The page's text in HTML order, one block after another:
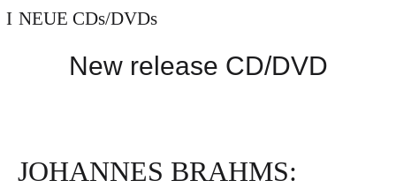
NEUE CDs/DVDs
New release CD/DVD
JOHANNES BRAHMS: